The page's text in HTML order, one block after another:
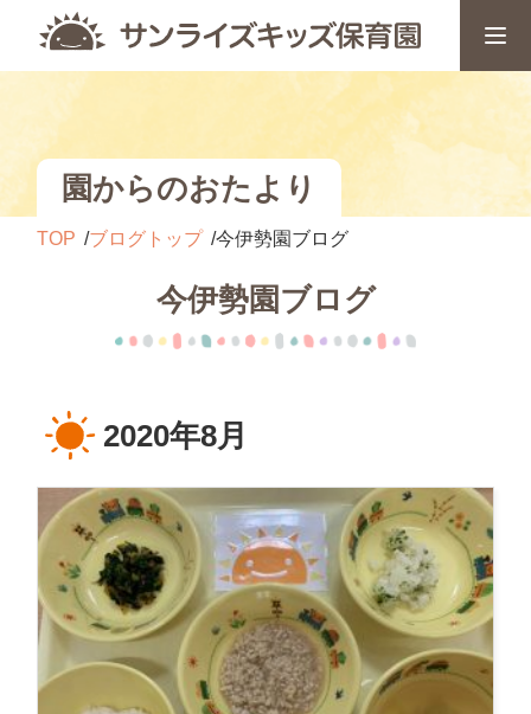
園からのおたより
TOP ブログトップ 今伊勢園ブログ
今伊勢園ブログ
2020年8月